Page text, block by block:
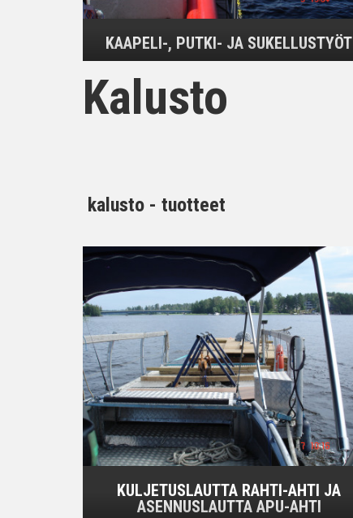
KAAPELI-, PUTKI- JA SUKELLUSTYÖT
Kalusto
kalusto - tuotteet
KULJETUSLAUTTA RAHTI-AHTI JA
ASENNUSLAUTTA APU-AHTI